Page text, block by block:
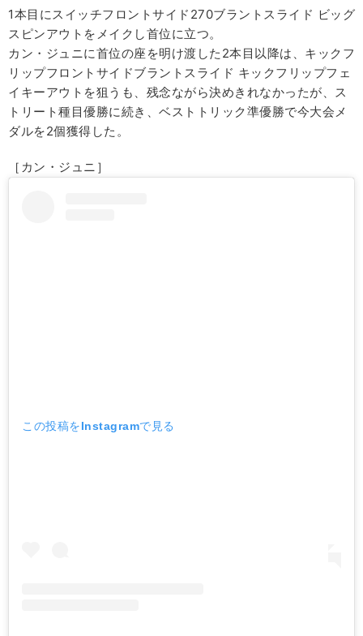
1本目にスイッチフロントサイド270ブラントスライド ビッグ
スピンアウトをメイクし首位に立つ。
カン・ジュニに首位の座を明け渡した2本目以降は、キックフ
リップフロントサイドブラントスライド キックフリップフェ
イキーアウトを狙うも、残念ながら決めきれなかったが、ス
トリート種目優勝に続き、ベストトリック準優勝で今大会メ
ダルを2個獲得した。
［カン・ジュニ］
この投稿をInstagramで見る